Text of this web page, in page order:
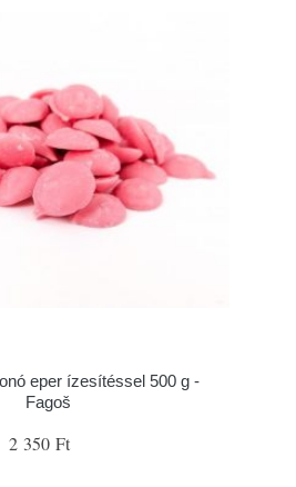
eper ízesítéssel 500 g -
Fagoš
2 350 Ft